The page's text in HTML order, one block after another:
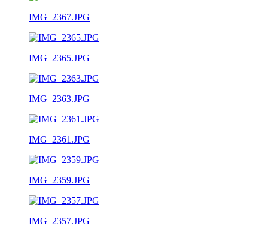
IMG_2367.JPG
IMG_2365.JPG
IMG_2363.JPG
IMG_2361.JPG
IMG_2359.JPG
IMG_2357.JPG